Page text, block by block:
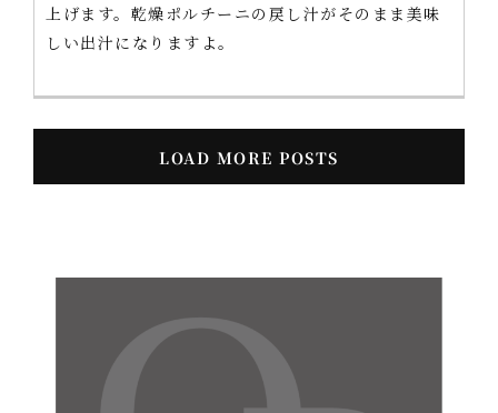
上げます。乾燥ポルチーニの戻し汁がそのまま美味
しい出汁になりますよ。
LOAD MORE POSTS